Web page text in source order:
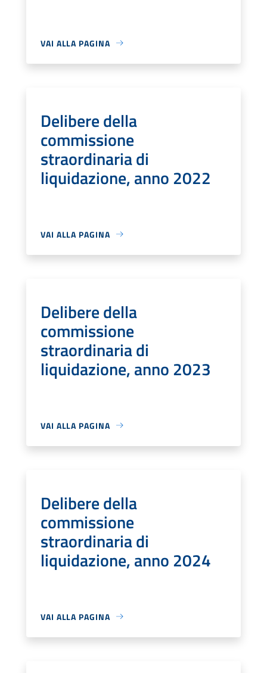
VAI ALLA PAGINA
Delibere della
commissione
straordinaria di
liquidazione, anno 2022
VAI ALLA PAGINA
Delibere della
commissione
straordinaria di
liquidazione, anno 2023
VAI ALLA PAGINA
Delibere della
commissione
straordinaria di
liquidazione, anno 2024
VAI ALLA PAGINA